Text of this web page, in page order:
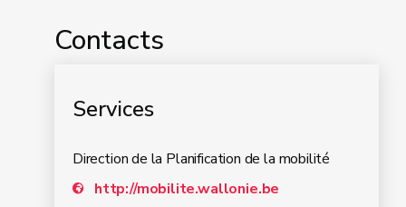
Contacts
Services
Direction de la Planification de la mobilité
http://mobilite.wallonie.be